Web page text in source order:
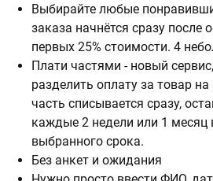
Выбирайте любые
заказа начнётся сразу
первых 25% стоимости. 4
Плати частями - новый
разделить оплату за товар
часть списывается сразу,
каждые 2 недели или 1 месяц
выбранного срока.
Без анкет и ожидания